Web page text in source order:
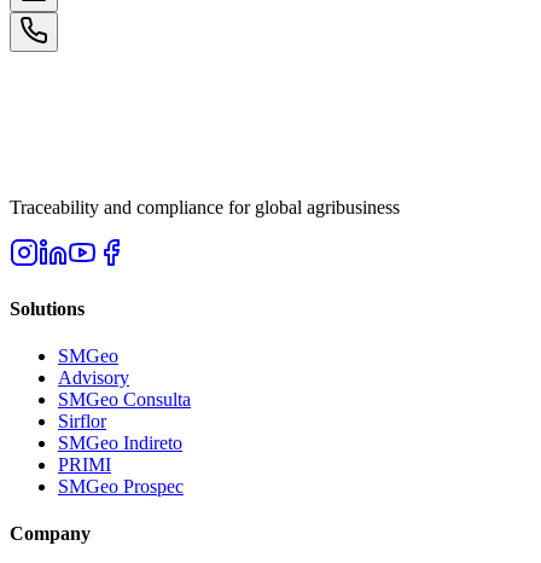
Traceability and compliance for global agribusiness
Solutions
SMGeo
Advisory
SMGeo Consulta
Sirflor
SMGeo Indireto
PRIMI
SMGeo Prospec
Company